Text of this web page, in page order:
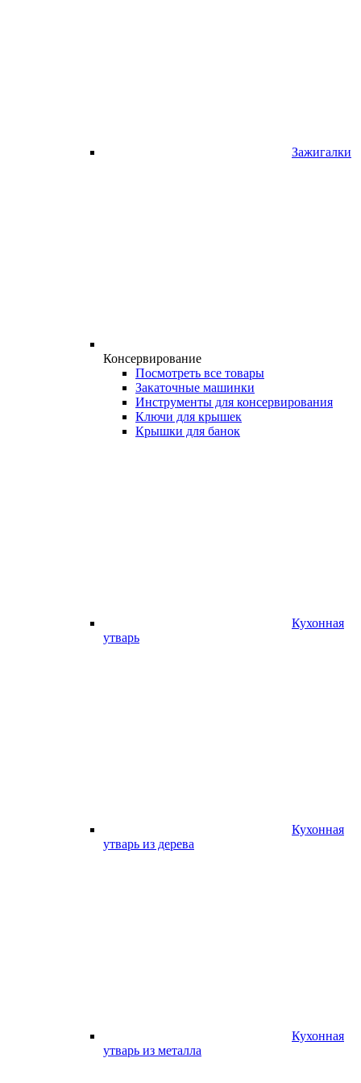
Зажигалки
Консервирование
Посмотреть все товары
Закаточные машинки
Инструменты для консервирования
Ключи для крышек
Крышки для банок
Кухонная
утварь
Кухонная
утварь из дерева
Кухонная
утварь из металла